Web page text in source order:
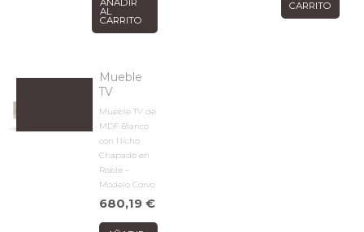
AL
CARRITO
CARRITO
Mueble
TV
Mueble TV de
MDF Blanco
con Nicho
Chapado en
Roble –
Modelo Corvo
680,19€